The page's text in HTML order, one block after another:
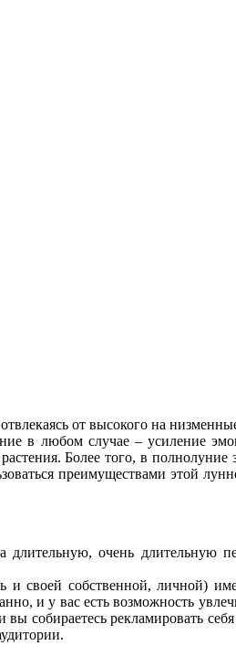
от высокого на
в любом случае – усиление
Более того, в полнолуние
преимуществами этой
очень длительную
и своей собственной, личной)
и у вас есть возможность
собираетесь рекламировать